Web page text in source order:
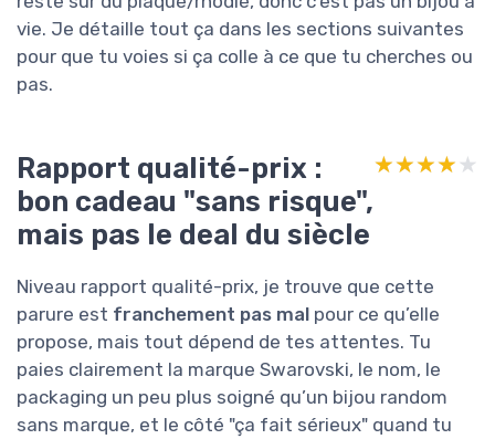
vie. Je détaille tout ça dans les sections suivantes
pour que tu voies si ça colle à ce que tu cherches ou
pas.
Rapport qualité-prix :
bon cadeau "sans risque",
mais pas le deal du siècle
★★★★★
★★★★★
Niveau rapport qualité-prix, je trouve que cette
parure est franchement pas mal pour ce qu’elle
propose, mais tout dépend de tes attentes. Tu
paies clairement la marque Swarovski, le nom, le
packaging un peu plus soigné qu’un bijou random
sans marque, et le côté "ça fait sérieux" quand tu